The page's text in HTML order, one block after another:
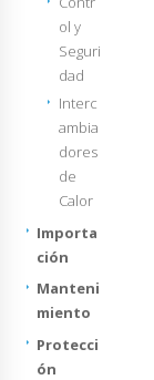
ol y
Seguri
dad
Interc
ambia
dores
de
Calor
Importa
ción
Manteni
miento
Protecci
ón